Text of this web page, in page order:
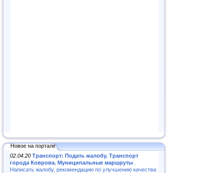
Новое на портале
02.04.20 Транспорт: Подать жалобу. Транспорт
города Коврова. Муниципальные маршруты
Написать жалобу, рекомендацию по улучшению качества